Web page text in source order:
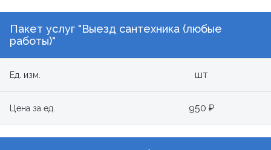
Пакет услуг "Выезд сантехника (любые
работы)"
Ед. изм. шт
Цена за ед. 950 ₽